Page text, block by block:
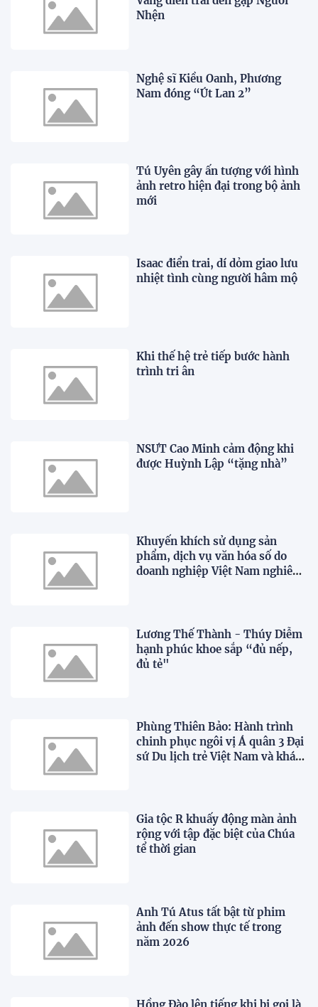
Nhện
Nghệ sĩ Kiều Oanh, Phương
Nam đóng “Út Lan 2”
Tú Uyên gây ấn tượng với hình
ảnh retro hiện đại trong bộ ảnh
mới
Isaac điển trai, dí dỏm giao lưu
nhiệt tình cùng người hâm mộ
Khi thế hệ trẻ tiếp bước hành
trình tri ân
NSƯT Cao Minh cảm động khi
được Huỳnh Lập “tặng nhà”
Khuyến khích sử dụng sản
phẩm, dịch vụ văn hóa số do
doanh nghiệp Việt Nam nghiên
Lương Thế Thành - Thúy Diễm
hạnh phúc khoe sắp “đủ nếp,
đủ tẻ"
Phùng Thiên Bảo: Hành trình
chinh phục ngôi vị Á quân 3 Đại
sứ Du lịch trẻ Việt Nam và khát
Gia tộc R khuấy động màn ảnh
rộng với tập đặc biệt của Chúa
tể thời gian
Anh Tú Atus tất bật từ phim
ảnh đến show thực tế trong
năm 2026